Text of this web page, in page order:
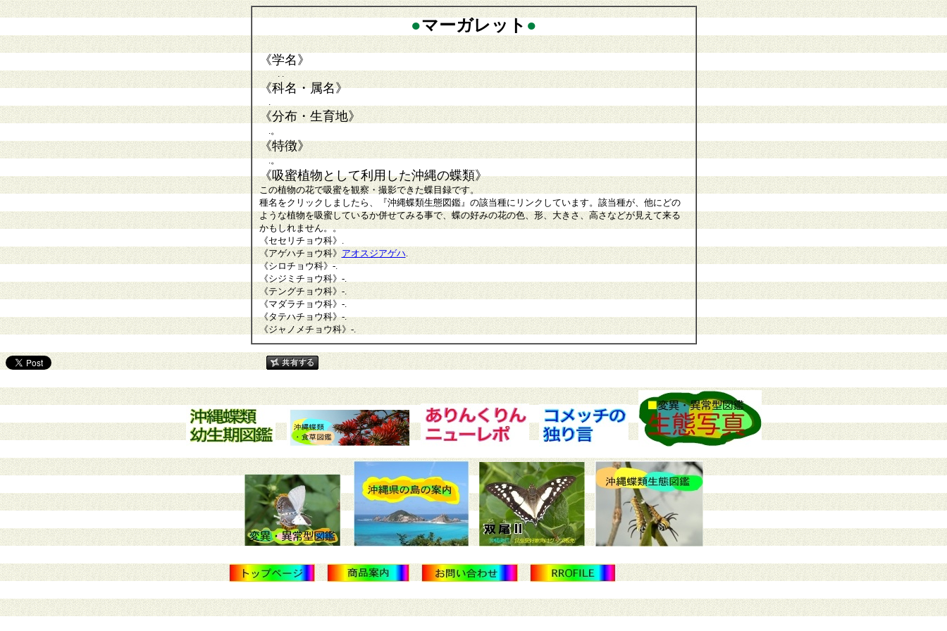
●マーガレット ●
《学名》
. .
《科名・属名》
.
《分布・生育地》
.。
《特徴》
.。
《吸蜜植物として利用した沖縄の蝶類》
この植物の花で吸蜜を観察・撮影できた蝶目録です。
種名をクリックしましたら、『沖縄蝶類生態図鑑』の該当種にリンクしています。該当種が、他にどの
ような植物を吸蜜しているか併せてみる事で、蝶の好みの花の色、形、大きさ、高さなどが見えて来る
かもしれません。。
《セセリチョウ科》 .
《アゲハチョウ科》 アオスジアゲハ.
《シロチョウ科》-.
《シジミチョウ科》 -.
《テングチョウ科》 -.
《マダラチョウ科》 -.
《タテハチョウ科》-.
《ジャノメチョウ科》 -.